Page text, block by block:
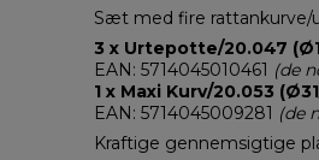
Sæt med fire rattankurve/
3 x Urtepotte/20.047
EAN: 5714045010461 (de
1 x Maxi Kurv/20.053 (
EAN: 5714045009281 (de
Kraftige gennemsigtige